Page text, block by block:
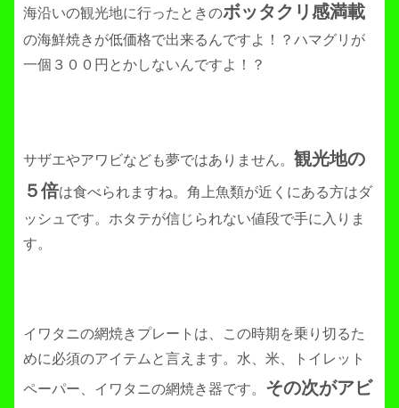
海沿いの観光地に行ったときのボッタクリ感満載
の海鮮焼きが低価格で出来るんですよ！？ハマグリが
一個３００円とかしないんですよ！？
サザエやアワビなども夢ではありません。 観光地の
５倍は食べられますね。角上魚類が近くにある方はダ
ッシュです。ホタテが信じられない値段で手に入りま
す。
イワタニの網焼きプレートは、この時期を乗り切るた
めに必須のアイテムと言えます。水、米、トイレット
ペーパー、イワタニの網焼き器です。 その次がアビ